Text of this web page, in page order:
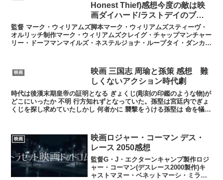
Honest Thief)感想今度の敵は映
画ダイハード/ラストデイのブル
ース・ウィルスの息子役を演じた
ジェイ・コートニー
監督 マーク・ウィリアムズ脚本マーク・ウィリアムズスティーヴ・
オルリッチ制作マーク・ウィリアムズクレイグ・チャップマンチャー
リー・ドーフマンマイルズ・ネステルジョナ・ループタイ・ダンカン
映画
映画 三国志 周瑜と孫策 感想 難
しくないアクション時代劇
時代は後漢末期皇帝の証明となる ぎょくじ(彫刻の印鑑のような物)が
どこにいったか 不明 行方知れずとなっていた。孫堅は宮廷内でぎょ
くじを探し求めていたしかし 何者かに 襲撃をうける孫堅は 命を犠牲
映画
映画ロジャー・コーマン デス・
レース 2050感想
監督G・J・エクターンキャンプ製作ロジ
ャー・コーマン(デスレース2000製作)キ
ャストマヌー・ベネットマーシ・ミラー